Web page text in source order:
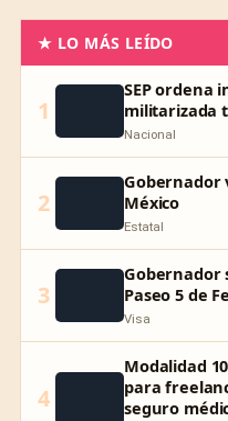
★ LO MÁS LEÍDO
1
SEP ordena
militarizada
Nacional
2
Gobernador
México
Estatal
3
Gobernador
Paseo 5 de
Visa
4
Modalidad
para
seguro